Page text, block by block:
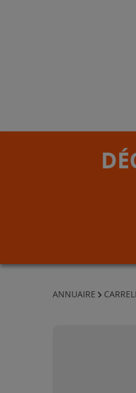
ANNUAIRE